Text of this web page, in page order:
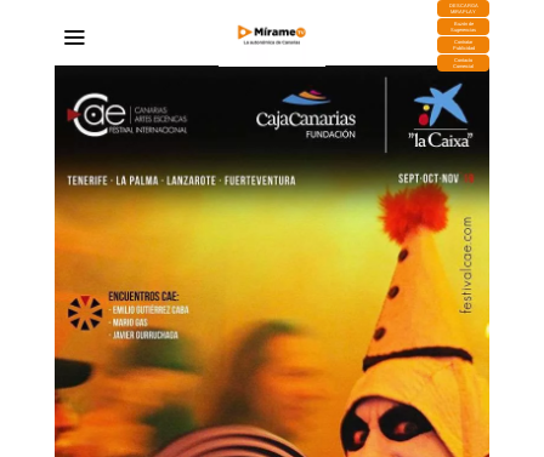
DESCARGA
MIRAPLAY
Buzón de
Sugerencias
Contratar
Publicidad
Contacto
Comercial